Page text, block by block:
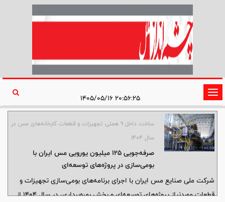
تغییر
وضعیت
ناوبری
ساخت داخل ۹ همتی تجهیزات و قطعات کارخانه‌های مس در
سال ۱۴۰۴
صرفه‌جویی ۱۲۵ میلیون یورویی مس ایران با
بومی‌سازی در پروژه‌های توسعه‌ای
شرکت ملی صنایع مس ایران با اجرای برنامه‌های بومی‌سازی تجهیزات و
قطعات موردنیاز پروژه‌های توسعه‌ای و بخش بهره‌برداری، در سال ۱۴۰۴ از